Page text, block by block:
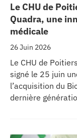
Le CHU de
Quadra, une
médicale
26 Juin 2026
Le CHU de
signé le 25 juin
l’acquisition du
dernière
l’excellence